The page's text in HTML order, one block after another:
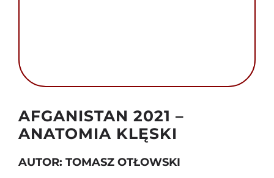
AFGANISTAN 2021 –
ANATOMIA KLĘSKI
AUTOR: TOMASZ OTŁOWSKI